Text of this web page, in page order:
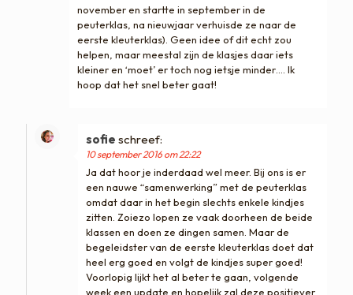
november en startte in september in de
peuterklas, na nieuwjaar verhuisde ze naar de
eerste kleuterklas). Geen idee of dit echt zou
helpen, maar meestal zijn de klasjes daar iets
kleiner en ‘moet’ er toch nog ietsje minder…. Ik
hoop dat het snel beter gaat!
sofie schreef:
10 september 2016 om 22:22
Ja dat hoor je inderdaad wel meer. Bij ons is er
een nauwe “samenwerking” met de peuterklas
omdat daar in het begin slechts enkele kindjes
zitten. Zoiezo lopen ze vaak doorheen de beide
klassen en doen ze dingen samen. Maar de
begeleidster van de eerste kleuterklas doet dat
heel erg goed en volgt de kindjes super goed!
Voorlopig lijkt het al beter te gaan, volgende
week een update en hopelijk zal deze positiever